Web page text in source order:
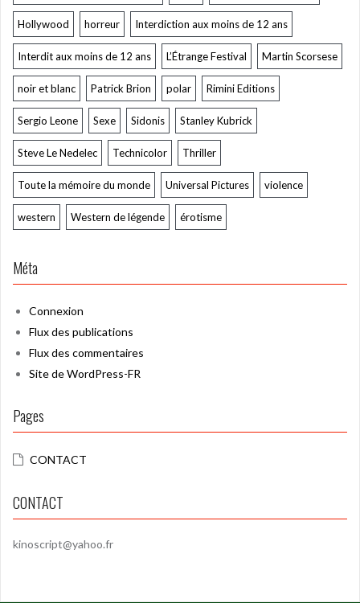
Hollywood horreur Interdiction aux moins de 12 ans
Interdit aux moins de 12 ans L’Étrange Festival Martin Scorsese
noir et blanc Patrick Brion polar Rimini Editions
Sergio Leone Sexe Sidonis Stanley Kubrick
Steve Le Nedelec Technicolor Thriller
Toute la mémoire du monde Universal Pictures violence
western Western de légende érotisme
Méta
Connexion
Flux des publications
Flux des commentaires
Site de WordPress-FR
Pages
CONTACT
CONTACT
kinoscript@yahoo.fr